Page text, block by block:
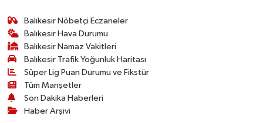
Balıkesir Nöbetçi Eczaneler
Balıkesir Hava Durumu
Balıkesir Namaz Vakitleri
Balıkesir Trafik Yoğunluk Haritası
Süper Lig Puan Durumu ve Fikstür
Tüm Manşetler
Son Dakika Haberleri
Haber Arşivi
VİZYONDAKİLER
YAŞAM